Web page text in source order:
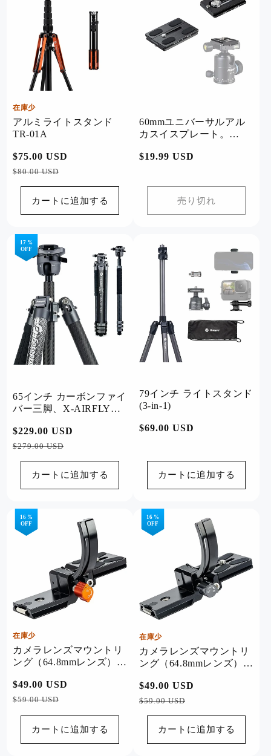
在庫少
アルミライトスタンド
TR-01A
通
常
価
$75.00 USD
ル
価
格
$80.00 USD
カートに追加する
60mmユニバーサルアル
カスイスプレート。
通
価
$19.99 USD
売り切れ
17 %
OFF
65インチ カーボンファイ
バー三脚、X-AIRFLY
通
常
価
$229.00 USD
ル
価
格
$279.00 USD
カートに追加する
79インチ ライトスタンド
(3-in-1)
通
$69.00 USD
カートに追加する
16 %
OFF
在庫少
カメラレンズマウントリ
ング（64.8mmレンズ）、
ジ
通
常
価
$49.00 USD
ル
価
格
$59.00 USD
カートに追加する
16 %
OFF
在庫少
カメラレンズマウントリ
ング（64.8mmレンズ）、
通
常
価
$49.00 USD
ル
価
格
$59.00 USD
カートに追加する